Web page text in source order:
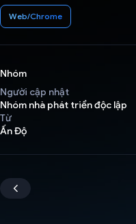
Web/Chrome
Nhóm
Người cập nhật
Nhóm nhà phát triển độc lập
Từ
Ấn Độ